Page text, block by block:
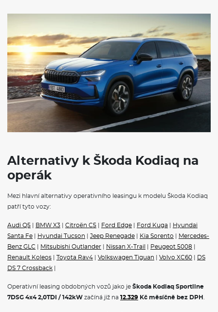
Alternativy k Škoda Kodiaq na
operák
Mezi hlavní alternativy operativního leasingu k modelu Škoda Kodiaq
patří tyto vozy:
Audi Q5 BMW X3 Citroën C5 Ford Edge Ford Kuga
Hyundai
Santa Fe
Hyundai Tucson Jeep Renegade Kia Sorento
Mercedes-
Benz GLC
Mitsubishi Outlander Nissan X-Trail Peugeot 5008
Renault Koleos
Toyota Rav4 Volkswagen Tiguan Volvo XC60
DS
DS 7 Crossback
Operativní leasing obdobných vozů jako je Škoda Kodiaq Sportline
7DSG 4x4 2,0TDI / 142kW začíná již na 12.329 Kč měsíčně bez DPH